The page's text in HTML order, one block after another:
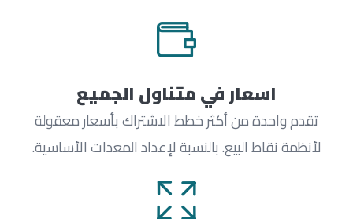
اسعار في متناول الجميع
تقدم واحدة من أكثر خطط الاشتراك بأسعار معقولة
لأنظمة نقاط البيع. بالنسبة لإعداد المعدات الأساسية.